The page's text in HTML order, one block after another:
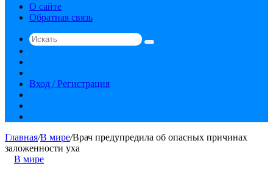
О сайте
Обратная связь
Искать
статья
Вход / Регистрация
Главная/В мире/Врач предупредила об опасных причинах
заложенности уха
В мире